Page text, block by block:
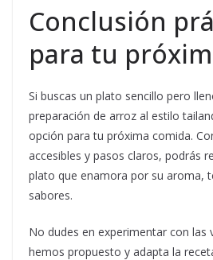
Conclusión
para tu
Si buscas un plato sencillo pero
preparación de arroz al estilo
opción para tu próxima comida.
accesibles y pasos claros, podrás
plato que enamora por su aroma,
sabores.
No dudes en experimentar con las
hemos propuesto y adapta la